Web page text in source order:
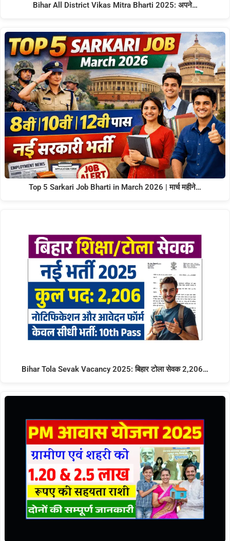
Bihar All District Vikas Mitra Bharti 2025: अपने…
Top 5 Sarkari Job Bharti in March 2026 | मार्च महीने…
Bihar Tola Sevak Vacancy 2025: बिहार टोला सेवक 2,206…